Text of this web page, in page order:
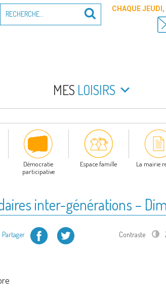
pour
Recherche
CHAQUE
MES LOISIRS
Démocratie
participative
Espace famille La mairie
inter-générations –
Partager Facebook Twitter Contraste